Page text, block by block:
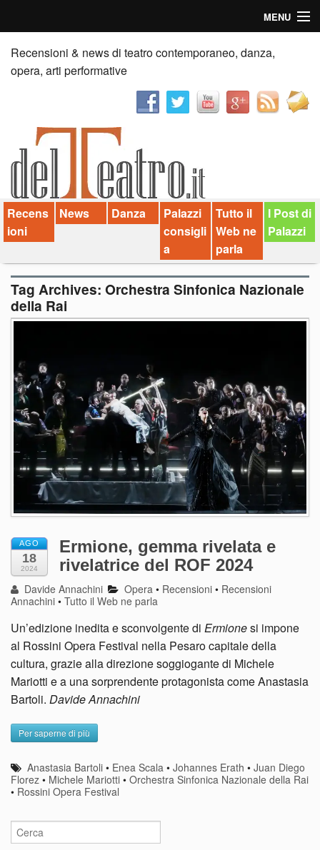
MENU
Home
Recensioni
News
Palazzi consiglia
Video
Chi siamo
Contatti
dT in English
Recensioni & news di teatro contemporaneo, danza,
opera, arti performative
Recens
ioni
News Danza
Palazzi
consigli
a
Tutto il
Web ne
parla
I Post di
Palazzi
Tag Archives: Orchestra Sinfonica Nazionale
della Rai
AGO
18
2024
Ermione, gemma rivelata e
rivelatrice del ROF 2024
Davide Annachini Opera • Recensioni • Recensioni
Annachini • Tutto il Web ne parla
Un’edizione inedita e sconvolgente di Ermionesi impone
al Rossini Opera Festival nella Pesaro capitale della
cultura, grazie alla direzione soggiogante di Michele
Mariotti e a una sorprendente protagonista come Anastasia
Bartoli. Davide Annachini
Per saperne di più
Anastasia Bartoli • Enea Scala •Johannes Erath •Juan Diego
Florez • Michele Mariotti • Orchestra Sinfonica Nazionale della Rai
• Rossini Opera Festival